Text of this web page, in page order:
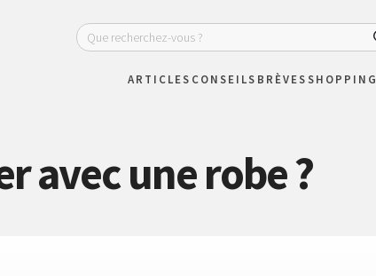
ARTICLES CONSEILS BRÈVESSHOPPING
avec une robe ?